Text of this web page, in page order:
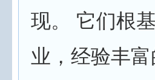
现。 它们根
业，经验丰